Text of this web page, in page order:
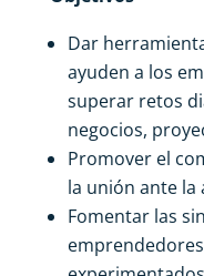
Dar
ayuden a los
superar retos
negocios,
Promover el
la unión ante la
Fomentar las